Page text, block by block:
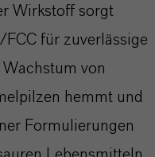
Wirkstoff sorgt
für zuverlässige
von
hemmt und
Formulierungen